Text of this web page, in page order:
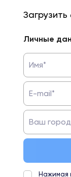
Личные
Имя*
E-mail*
Ваш город
Нажимая